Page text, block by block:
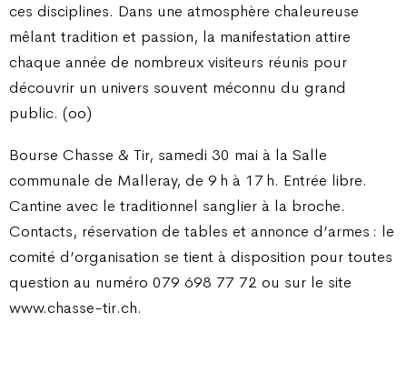
ces disciplines. Dans une atmosphère chaleureuse
mêlant tradition et passion, la manifestation attire
chaque année de nombreux visiteurs réunis pour
découvrir un univers souvent méconnu du grand
public. (oo)
Bourse Chasse & Tir, samedi 30 mai à la Salle
communale de Malleray, de 9 h à 17 h. Entrée libre.
Cantine avec le traditionnel sanglier à la broche.
Contacts, réservation de tables et annonce d’armes : le
comité d’organisation se tient à disposition pour toutes
question au numéro 079 698 77 72 ou sur le site
www.chasse-tir.ch.